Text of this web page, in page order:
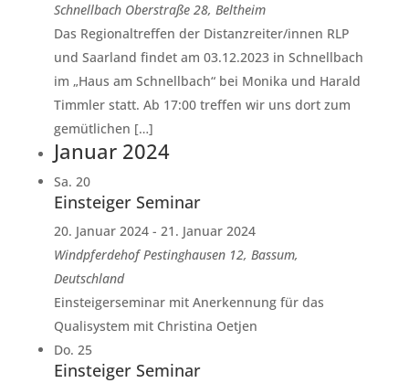
Schnellbach Oberstraße 28, Beltheim
Das Regionaltreffen der Distanzreiter/innen RLP
und Saarland findet am 03.12.2023 in Schnellbach
im „Haus am Schnellbach“ bei Monika und Harald
Timmler statt. Ab 17:00 treffen wir uns dort zum
gemütlichen […]
Januar 2024
Sa. 20
Einsteiger Seminar
20. Januar 2024- 21. Januar 2024
WindpferdehofPestinghausen 12, Bassum,
Deutschland
Einsteigerseminar mit Anerkennung für das
Qualisystem mit Christina Oetjen
Do. 25
Einsteiger Seminar